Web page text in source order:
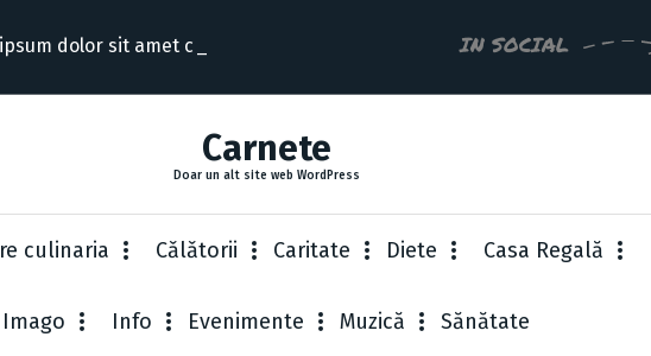
dolor sit amet consecte IN SOCIAL
Carnete
Doar un alt site web WordPress
culinaria Cǎlǎtorii Caritate Diete Casa Regală
Imago Info Evenimente Muzică Sănătate